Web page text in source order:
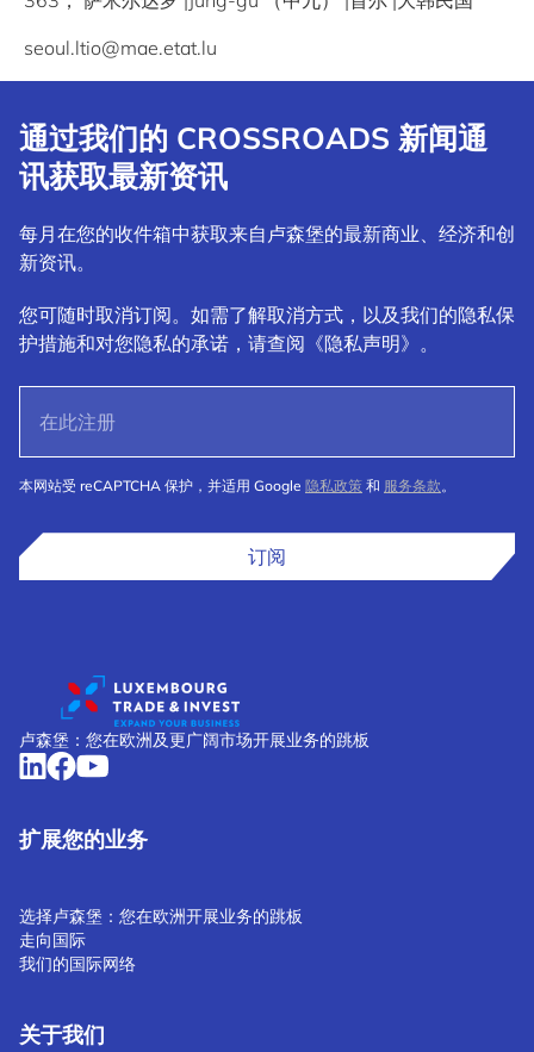
seoul.ltio@mae.etat.lu
通过我们的 CROSSROADS 新闻通
讯获取最新资讯
每月在您的收件箱中获取来自卢森堡的最新商业、经济和创
新资讯。
您可随时取消订阅。如需了解取消方式，以及我们的隐私保
护措施和对您隐私的承诺，请查阅《隐私声明》。
本网站受 reCAPTCHA 保护，并适用 Google 隐私政策 和 服务条款。
订阅
卢森堡：您在欧洲及更广阔市场开展业务的跳板
扩展您的业务
选择卢森堡：您在欧洲开展业务的跳板
走向国际
我们的国际网络
关于我们